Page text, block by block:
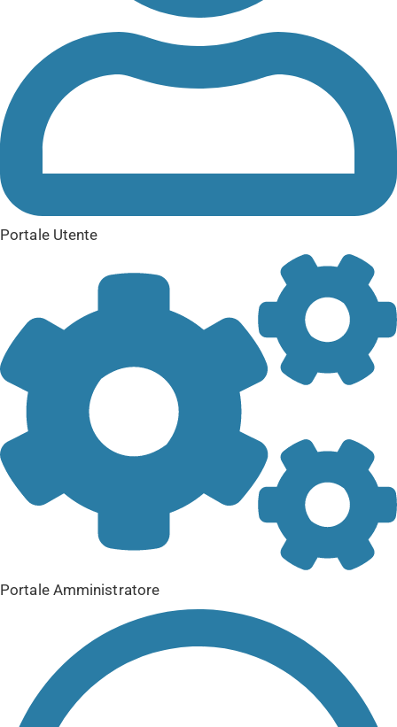
Portale Utente
Portale Amministratore